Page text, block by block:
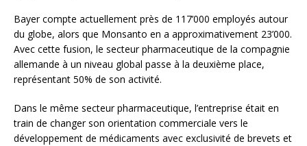
Bayer compte actuellement près de 117’000 employés autour
du globe, alors que Monsanto en a approximativement 23’000.
Avec cette fusion, le secteur pharmaceutique de la compagnie
allemande à un niveau global passe à la deuxième place,
représentant 50% de son activité.
Dans le même secteur pharmaceutique, l’entreprise était en
train de changer son orientation commerciale vers le
développement de médicaments avec exclusivité de brevets et